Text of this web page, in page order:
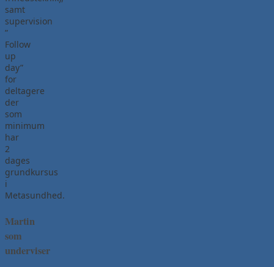
samt
supervision
”
Follow
up
day”
for
deltagere
der
som
minimum
har
2
dages
grundkursus
i
Metasundhed.
Martin
som
underviser